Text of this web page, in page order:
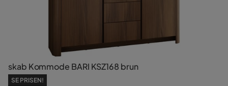
skab Kommode BARI KSZ168 brun
SE PRISEN!